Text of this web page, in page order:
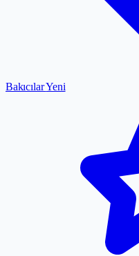
BakıcılarYeni